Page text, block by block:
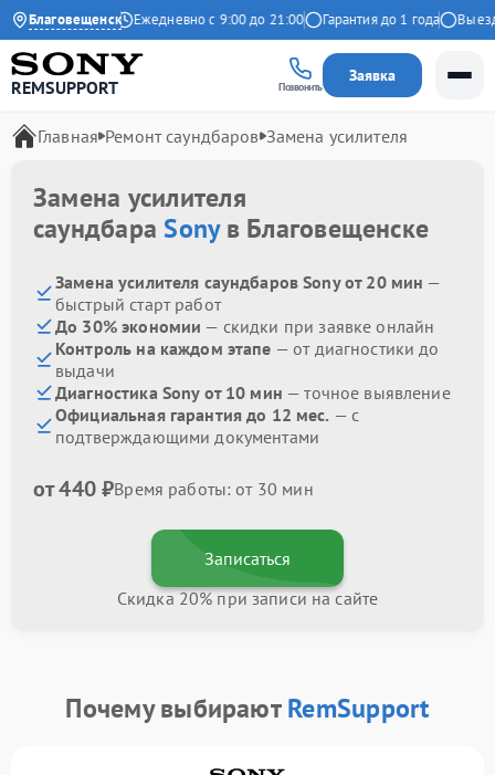
Благовещенск
4.9 на Яндекс Ежедневно с 9:00 до 21:00 Гарантия до 1 года Выезд
REMSUPPORT Позвонить
Заявка
Главная Ремонт саундбаров Замена усилителя
Замена усилителя
саундбараSonyв Благовещенске
Замена усилителя саундбаров Sony от 20 мин —
быстрый старт работ
До 30% экономии — скидки при заявке онлайн
Контроль на каждом этапе — от диагностики до
выдачи
Диагностика Sony от 10 мин — точное выявление
Официальная гарантия до 12 мес. — с
подтверждающими документами
от 440 ₽Время работы: от 30 мин
Записаться
Скидка 20% при записи на сайте
Почему выбираютRemSupport